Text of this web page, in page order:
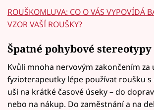
ROUŠKOMLUVA: CO O VÁS VYPOVÍDÁ
VZOR VAŠÍ ROUŠKY?
Špatné pohybové stereotypy
Kvůli mnoha nervovým zakončením za
fyzioterapeutky lépe používat roušku s
uši na krátké časové úseky – do
nebo na nákup. Do zaměstnání a na